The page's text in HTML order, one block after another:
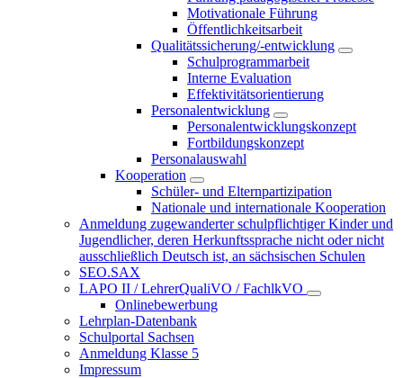
Motivationale Führung
Öffentlichkeitsarbeit
Qualitätssicherung/-entwicklung
Schulprogrammarbeit
Interne Evaluation
Effektivitätsorientierung
Personalentwicklung
Personalentwicklungskonzept
Fortbildungskonzept
Personalauswahl
Kooperation
Schüler- und Elternpartizipation
Nationale und internationale Kooperation
Anmeldung zugewanderter schulpflichtiger Kinder und
Jugendlicher, deren Herkunftssprache nicht oder nicht
ausschließlich Deutsch ist, an sächsischen Schulen
SEO.SAX
LAPO II / LehrerQualiVO / FachlkVO
Onlinebewerbung
Lehrplan-Datenbank
Schulportal Sachsen
Anmeldung Klasse 5
Impressum